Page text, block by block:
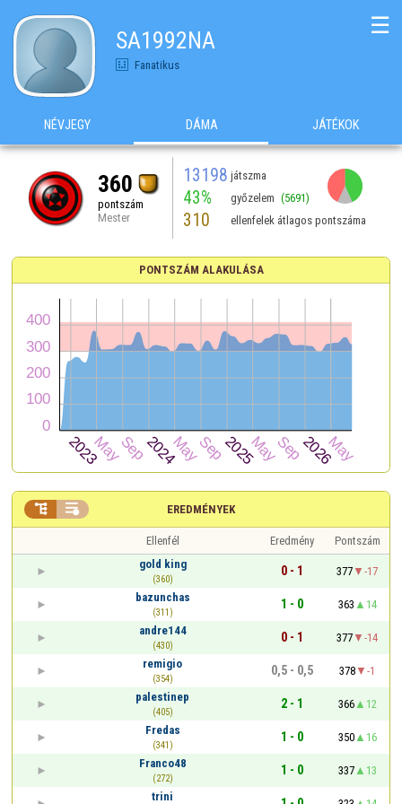
SA1992NA
Fanatikus
☰
NÉVJEGY DÁMA JÁTÉKOK
360
pontszám
Mester
13198 játszma
43% győzelem (5691)
310 ellenfelek átlagos pontszáma
PONTSZÁM ALAKULÁSA
EREDMÉNYEK
 
Ellenfél Eredmény
Pontszám
gold king
(360)
0 - 1 377
-17
bazunchas
(311)
1 - 0 363
14
andre144
(430)
0 - 1 377
-14
remigio
(354)
0,5 - 0,5 378
-1
palestinep
(405)
2 - 1 366
12
Fredas
(341)
1 - 0 350
16
Franco48
(272)
1 - 0 337
13
trini